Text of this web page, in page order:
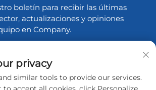
boletín para recibir las últimas
actualizaciones y opiniones
en Company.
privacy
similar tools to provide our services.